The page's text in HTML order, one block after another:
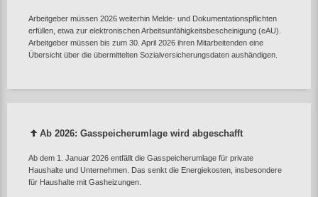
Arbeitgeber müssen 2026 weiterhin Melde‑ und Dokumentationspflichten
erfüllen, etwa zur elektronischen Arbeitsunfähigkeitsbescheinigung (eAU).
Arbeitgeber müssen bis zum 30. April 2026 ihren Mitarbeitenden eine
Übersicht über die übermittelten Sozialversicherungsdaten aushändigen.
Ab 2026: Gasspeicherumlage wird abgeschafft
Ab dem 1. Januar 2026 entfällt die Gasspeicherumlage für private
Haushalte und Unternehmen. Das senkt die Energiekosten, insbesondere
für Haushalte mit Gasheizungen.